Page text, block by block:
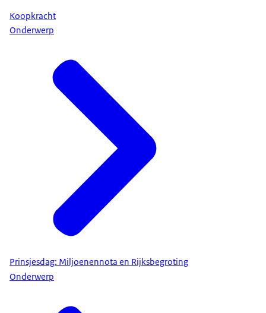
Koopkracht
Onderwerp
Prinsjesdag: Miljoenennota en Rijksbegroting
Onderwerp